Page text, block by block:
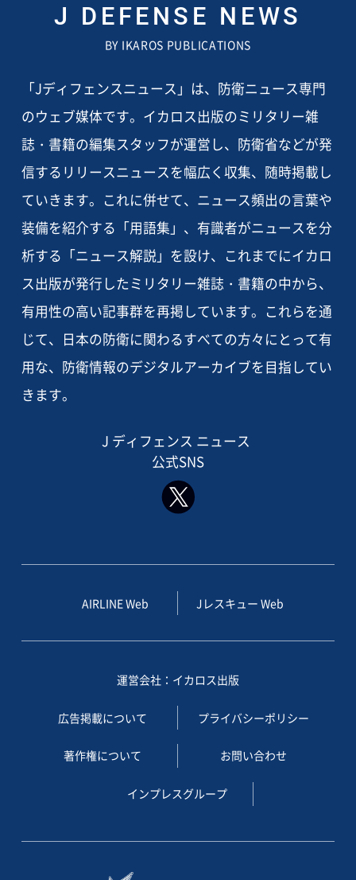
J DEFENSE NEWS
BY IKAROS PUBLICATIONS
「Jディフェンスニュース」は、防衛ニュース専門
のウェブ媒体です。イカロス出版のミリタリー雑
誌・書籍の編集スタッフが運営し、防衛省などが発
信するリリースニュースを幅広く収集、随時掲載し
ていきます。これに併せて、ニュース頻出の言葉や
装備を紹介する「用語集」、有識者がニュースを分
析する「ニュース解説」を設け、これまでにイカロ
ス出版が発行したミリタリー雑誌・書籍の中から、
有用性の高い記事群を再掲しています。これらを通
じて、日本の防衛に関わるすべての方々にとって有
用な、防衛情報のデジタルアーカイブを目指してい
きます。
J ディフェンス ニュース
公式SNS
AIRLINE Web Jレスキュー Web
運営会社：イカロス出版
広告掲載について プライバシーポリシー
著作権について お問い合わせ
インプレスグループ